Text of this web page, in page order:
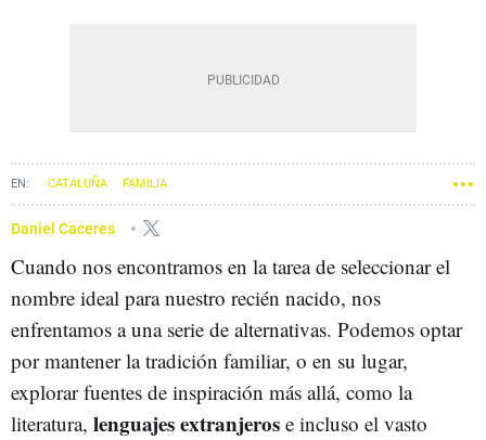
CATALUÑA FAMILIA
Daniel Caceres
Cuando nos encontramos en la tarea de seleccionar el
nombre ideal para nuestro recién nacido, nos
enfrentamos a una serie de alternativas. Podemos optar
por mantener la tradición familiar, o en su lugar,
explorar fuentes de inspiración más allá, como la
literatura, lenguajes extranjeros e incluso el vasto